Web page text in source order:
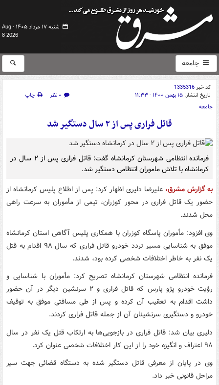
شنبه ۱۷ مرداد ۱۴۰۵ -
Aug
8 2026
جامعه
کد خبر1335316
تاریخ انتشار: ۱۵ بهمن ۱۴۰۰ - ۱۱:۳۳ ۰ نظر
چاپ
جامعه
قاتل فراری پس از ۲ سال دستگیر شد
فرمانده انتظامی شهرستان کرمانشاه گفت: قاتل فراری پس از ۲ سال در
کرمانشاه با تلاش ماموران انتظامی دستگیر شد.
به گزارش مشرق، علیرضا دلیری اظهار کرد: پس از اطلاع پلیس کرمانشاه از
حضور یک قاتل فراری در محور کوزران، تیمی از مأموران به سرعت راهی
محل شدند.
وی افزود: مأموران پاسگاه کوزران با همکاری پلیس آگاهی استان کرمانشاه
موفق به شناسایی مسیر تردد خودرو قاتل فراری که سال ۹۸ اقدام به قتل
یک نفر به خاطر اختلافات شخصی کرده بود، شدند.
فرمانده انتظامی شهرستان کرمانشاه تصریح کرد: مأموران با شناسایی و
رؤیت خودرو پژو پارس که قاتل فراری و ۲ سرنشین دیگر در آن حضور
داشت اقدام به تعقیب آن کرده و پس از طی مسافتی موفق به توقیف
خودرو و دستگیری سرنشینان آن از جمله قاتل فراری کردند.
دلیری بیان شد: قاتل فراری در بازجویی‌ها به ارتکاب قتل یک نفر در سال
۹۸ اعتراف و انگیزه خود را از این کار اختلافات شخصی عنوان کرد.
وی در پایان از معرفی قاتل دستگیر شده به دستگاه قضائی جهت سیر
مراحل قانونی خبر داد.